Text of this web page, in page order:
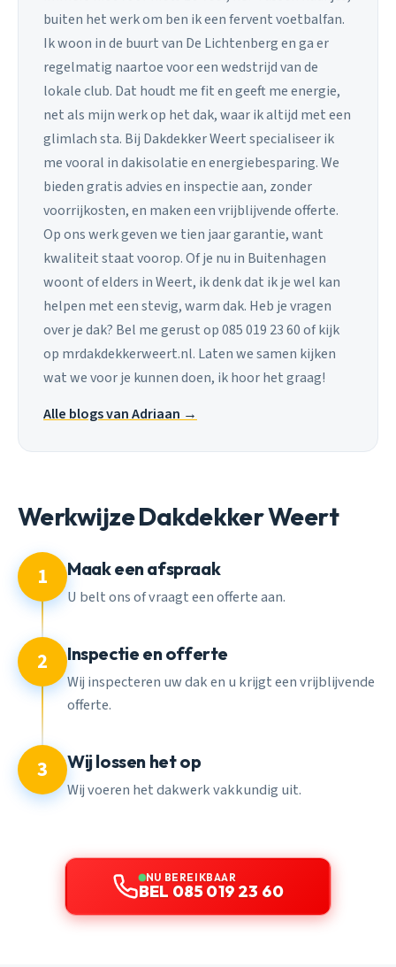
buiten het werk om ben ik een fervent voetbalfan.
Ik woon in de buurt van De Lichtenberg en ga er
regelmatig naartoe voor een wedstrijd van de
lokale club. Dat houdt me fit en geeft me energie,
net als mijn werk op het dak, waar ik altijd met een
glimlach sta. Bij Dakdekker Weert specialiseer ik
me vooral in dakisolatie en energiebesparing. We
bieden gratis advies en inspectie aan, zonder
voorrijkosten, en maken een vrijblijvende offerte.
Op ons werk geven we tien jaar garantie, want
kwaliteit staat voorop. Of je nu in Buitenhagen
woont of elders in Weert, ik denk dat ik je wel kan
helpen met een stevig, warm dak. Heb je vragen
over je dak? Bel me gerust op 085 019 23 60 of kijk
op mrdakdekkerweert.nl. Laten we samen kijken
wat we voor je kunnen doen, ik hoor het graag!
Alle blogs van Adriaan →
Werkwijze Dakdekker Weert
1 Maak een afspraak
U belt ons of vraagt een offerte aan.
2 Inspectie en offerte
Wij inspecteren uw dak en u krijgt een vrijblijvende
offerte.
3 Wij lossen het op
Wij voeren het dakwerk vakkundig uit.
NU BEREIKBAAR
BEL 085 019 23 60